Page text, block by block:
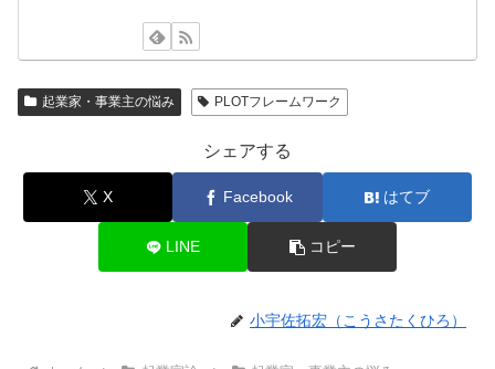
起業家・事業主の悩み PLOTフレームワーク
シェアする
X Facebook はてブ
LINE コピー
小宇佐拓宏（こうさたくひろ）